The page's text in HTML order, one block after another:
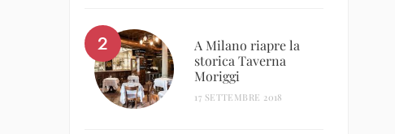
A Milano riapre la
storica Taverna
Moriggi
17 SETTEMBRE 2018